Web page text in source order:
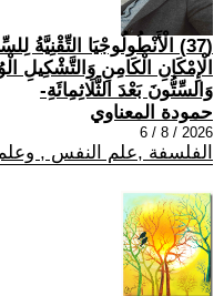
(37) الْأَنْطُولُوجْيَا
الْإِمْكَانِ الْكَامِنِ وَالتَّشْكِيلِ
وَالسِّتُّونَ بَعْدَ الثَّلَاثِمِائَةِ-
حمودة المعناوي
2026 / 8 / 6
الفلسفة ,علم النفس , وعلم